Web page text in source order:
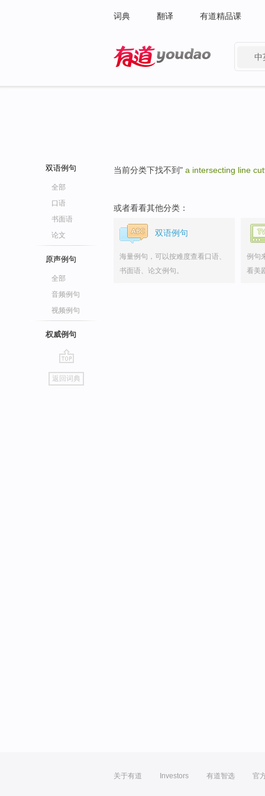
词典 翻译 有道精品课
中
双语例句
全部
口语
书面语
论文
原声例句
全部
音频例句
视频例句
权威例句
go
top
返回词典
当前分类下找不到" a intersecting line
或者看看其他分类：
双语例句
海量例句，可以按难度查看口语、
书面语、论文例句。
例句
看美
关于有道 Investors 有道智选 官